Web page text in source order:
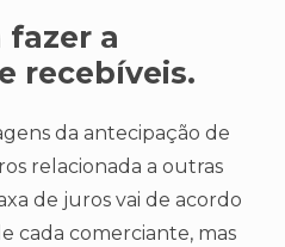
a
recebíveis.
da antecipação de
relacionada a outras
de juros vai de acordo
cada comerciante, mas